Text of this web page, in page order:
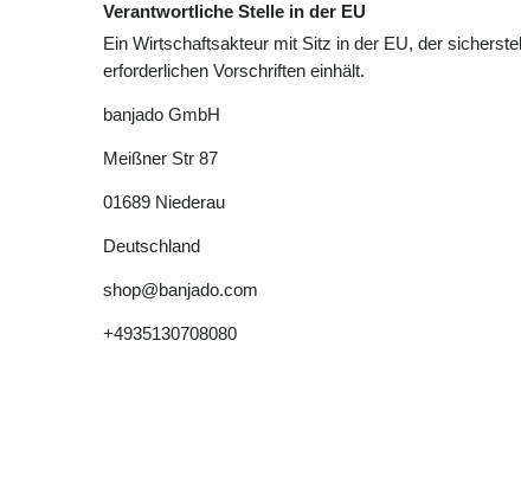
Verantwortliche Stelle in der EU
Ein Wirtschaftsakteur mit Sitz in der EU, der
erforderlichen Vorschriften einhält.
banjado GmbH
Meißner Str 87
01689 Niederau
Deutschland
shop@banjado.com
+4935130708080